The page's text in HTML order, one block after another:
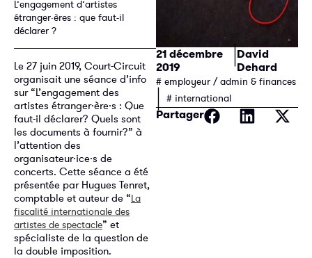
L’engagement d’artistes
étranger·ères : que faut-il
déclarer ?
Le 27 juin 2019, Court-Circuit
organisait une séance d’info
sur “L’engagement des
artistes étranger·ère·s : Que
faut-il déclarer? Quels sont
les documents à fournir?” à
l’attention des
organisateur·ice·s de
concerts. Cette séance a été
présentée par Hugues Tenret,
comptable et auteur de “La
fiscalité internationale des
artistes de spectacle” et
spécialiste de la question de
la double imposition.
21 décembre
2019
|David
Dehard
# employeur / admin & finances
| # international
Partager